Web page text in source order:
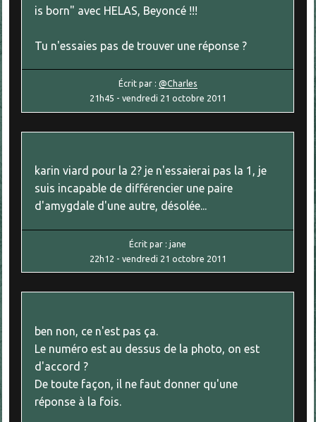
is born" avec HELAS, Beyoncé !!!
Tu n'essaies pas de trouver une réponse ?
Écrit par : @Charles
21h45 - vendredi 21 octobre 2011
karin viard pour la 2? je n'essaierai pas la 1, je
suis incapable de différencier une paire
d'amygdale d'une autre, désolée...
Écrit par :jane
22h12 - vendredi 21 octobre 2011
ben non, ce n'est pas ça.
Le numéro est au dessus de la photo, on est
d'accord ?
De toute façon, il ne faut donner qu'une
réponse à la fois.